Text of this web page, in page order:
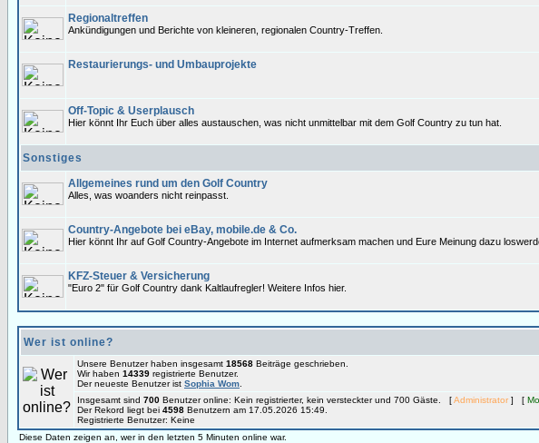
Regionaltreffen
Ankündigungen und Berichte von kleineren, regionalen Country-Treffen.
Restaurierungs- und Umbauprojekte
Off-Topic & Userplausch
Hier könnt Ihr Euch über alles austauschen, was nicht unmittelbar mit dem Golf Country zu tun hat.
Sonstiges
Allgemeines rund um den Golf Country
Alles, was woanders nicht reinpasst.
Country-Angebote bei eBay, mobile.de & Co.
Hier könnt Ihr auf Golf Country-Angebote im Internet aufmerksam machen und Eure Meinung dazu
KFZ-Steuer & Versicherung
"Euro 2" für Golf Country dank Kaltlaufregler! Weitere Infos hier.
Wer ist online?
Unsere Benutzer haben insgesamt 18568 Beiträge geschrieben.
Wir haben 14339 registrierte Benutzer.
Der neueste Benutzer ist Sophia Wom
Insgesamt sind 700 Benutzer online: Kein registrierter, kein versteckter und 700 Gäste. [Administrator ] [
Der Rekord liegt bei 4598 Benutzern am 17.05.2026 15:49.
Registrierte Benutzer: Keine
Diese Daten zeigen an, wer in den letzten 5 Minuten online war.